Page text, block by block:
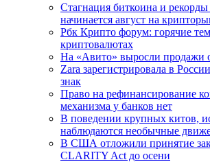
Стагнация биткоина и рекорды
начинается август на
Рбк Крипто форум: горячие
криптовалютах
На «Авито» выросли продажи
Zara зарегистрировала в
знак
Право на рефинансирование
механизма у банков нет
В поведении крупных китов,
наблюдаются необычные
В США отложили принятие
CLARITY Act до осени